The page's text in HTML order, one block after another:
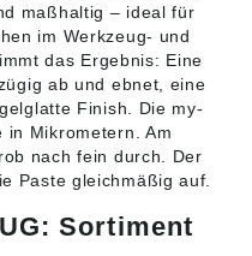
maßhaltig – ideal für
im Werkzeug- und
das Ergebnis: Eine
ab und ebnet, eine
Finish. Die my-
Mikrometern. Am
nach fein durch. Der
Paste gleichmäßig auf.
Sortiment